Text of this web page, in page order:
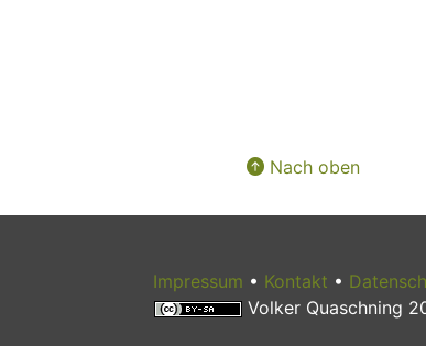
Nach oben
Impressum • Kontakt •
Volker Quaschning